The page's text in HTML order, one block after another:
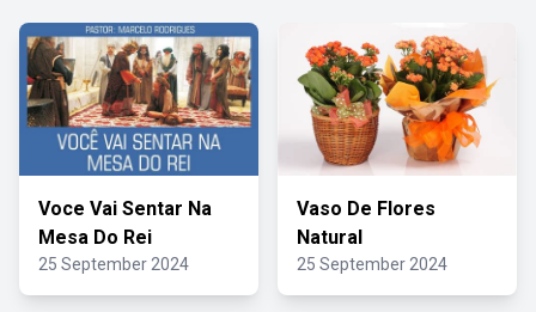
Voce Vai Sentar Na
Mesa Do Rei
25 September 2024
Vaso De Flores
Natural
25 September 2024